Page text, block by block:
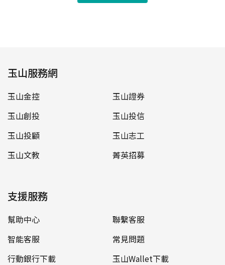
玉山服務網
玉山金控
玉山證券
玉山創投
玉山投信
玉山投顧
玉山志工
玉山文教
菁英招募
支援服務
幫助中心
聯繫客服
智能客服
常見問題
行動銀行下載
玉山Wallet下載